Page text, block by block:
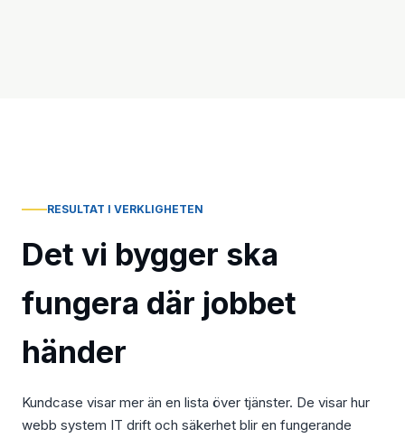
RESULTAT I VERKLIGHETEN
Det vi bygger ska
fungera där jobbet
händer
Kundcase visar mer än en lista över tjänster. De visar hur
webb system IT drift och säkerhet blir en fungerande